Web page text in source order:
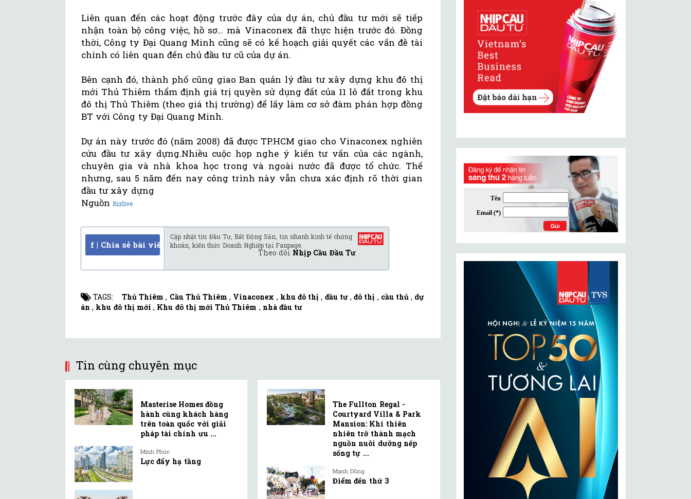
Liên quan đến các hoạt động trước đây của dự án, chủ đầu tư mới sẽ tiếp
nhận toàn bộ công việc, hồ sơ… mà Vinaconex đã thực hiện trước đó. Đồng
thời, Công ty Đại Quang Minh cũng sẽ có kế hoạch giải quyết các vấn đề tài
chính có liên quan đến chủ đầu tư cũ của dự án.
Bên cạnh đó, thành phố cũng giao Ban quản lý đầu tư xây dựng khu đô thị
mới Thủ Thiêm thẩm định giá trị quyền sử dụng đất của 11 lô đất trong khu
đô thị Thủ Thiêm (theo giá thị trường) để lấy làm cơ sở đàm phán hợp đồng
BT với Công ty Đại Quang Minh.
Dự án này trước đó (năm 2008) đã được TP.HCM giao cho Vinaconex nghiên
cứu đầu tư xây dựng.Nhiều cuộc họp nghe ý kiến tư vấn của các ngành,
chuyên gia và nhà khoa học trong và ngoài nước đã được tổ chức. Thế
nhưng, sau 5 năm đến nay công trình này vẫn chưa xác định rõ thời gian
đầu tư xây dựng
NguồnBizlive
f | Chia sẻ bài viết
Cập nhật tin Đầu Tư, Bất Động Sản, tin nhanh kinh tế chứng
khoán, kiến thức Doanh Nghiệp tại Fanpage.
Theo dõi Nhịp Cầu Đầu Tư
TAGS: Thủ Thiêm , Cầu Thủ Thiêm , Vinaconex , khu đô thị , đầu tư,đô thị , cầu thủ , dự
án ,khu đô thị mới , Khu đô thị mới Thủ Thiêm , nhà đầu tư
Tin cùng chuyên mục
Masterise Homes đồng
hành cùng khách hàng
trên toàn quốc với giải
pháp tài chính ưu ...
Minh Phúc
Lực đẩy hạ tầng
The Fullton Regal -
Courtyard Villa & Park
Mansion: Khi thiên
nhiên trở thành mạch
nguồn nuôi dưỡng nếp
sống tự ...
Mạnh Dũng
Điểm đến thứ 3